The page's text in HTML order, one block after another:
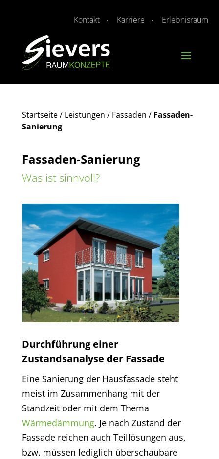
Kontakt Karriere Erlebnisraum
Startseite/ Leistungen / Fassaden / Fassaden-
Sanierung
Fassaden-Sanierung
Was ist sinnvoll?
Durchführung einer
Zustandsanalyse der Fassade
Eine Sanierung der Hausfassade steht
meist im Zusammenhang mit der
Standzeit oder mit dem Thema
Wärmedämmung. Je nach Zustand der
Fassade reichen auch Teillösungen aus,
bzw. müssen lediglich überschaubare